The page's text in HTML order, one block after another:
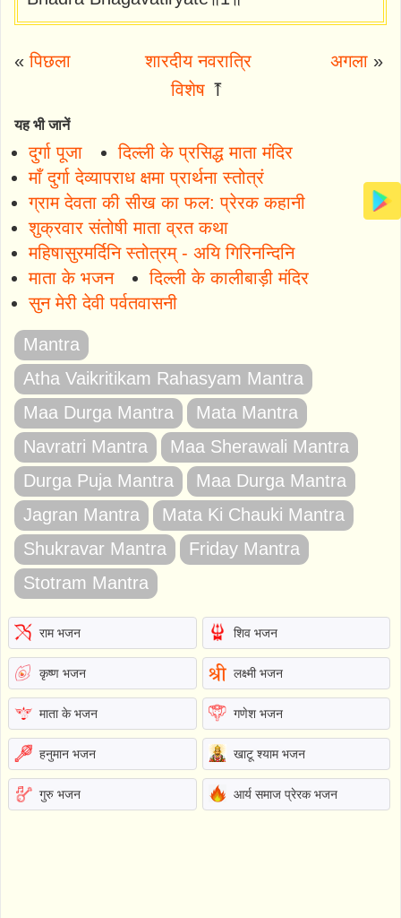
«पिछला
शारदीय नवरात्रि
विशेष ⤒
अगला»
यह भी जानें
दुर्गा पूजा
दिल्ली के प्रसिद्ध माता मंदिर
माँ दुर्गा देव्यापराध क्षमा प्रार्थना स्तोत्रं
ग्राम देवता की सीख का फल: प्रेरक कहानी
शुक्रवार संतोषी माता व्रत कथा
महिषासुरमर्दिनि स्तोत्रम् - अयि गिरिनन्दिनि
माता के भजन
दिल्ली के कालीबाड़ी मंदिर
सुन मेरी देवी पर्वतवासनी
Mantra
Atha Vaikritikam Rahasyam Mantra
Maa Durga Mantra
Mata Mantra
Navratri Mantra
Maa Sherawali Mantra
Durga Puja Mantra
Maa Durga Mantra
Jagran Mantra
Mata Ki Chauki Mantra
Shukravar Mantra
Friday Mantra
Stotram Mantra
राम भजन शिव भजन
कृष्ण भजन लक्ष्मी भजन
माता के भजन गणेश भजन
हनुमान भजन खाटू श्याम भजन
गुरु भजन आर्य समाज प्रेरक भजन